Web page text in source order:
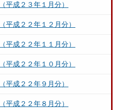
平成２３年１月分）
平成２２年１２月分）
平成２２年１１月分）
平成２２年１０月分）
平成２２年９月分）
平成２２年８月分）